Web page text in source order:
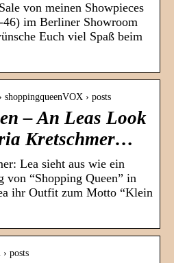
von meinen Showpieces
46) im Berliner Showroom
Euch viel Spaß beim
› posts
– An Leas Look
Kretschmer…
Lea sieht aus wie ein
von “Shopping Queen” in
ihr Outfit zum Motto “Klein
posts